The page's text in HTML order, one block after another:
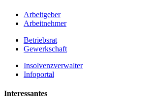
Arbeitgeber
Arbeitnehmer
Betriebsrat
Gewerkschaft
Insolvenzverwalter
Infoportal
Interessantes